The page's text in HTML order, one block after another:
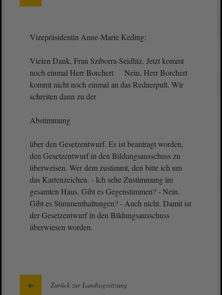
Vizepräsidentin Anne-Marie Keding:
Vielen Dank, Frau Sziborra-Seidlitz. Jetzt kommt
noch einmal Herr Borchert Nein, Herr Borchert
kommt nicht noch einmal an das Rednerpult. Wir
schreiten dann zu der
Abstimmung
über den Gesetzentwurf. Es ist beantragt worden,
den Gesetzentwurf in den Bildungsausschuss zu
überweisen. Wer dem zustimmt, den bitte ich um
das Kartenzeichen. - Ich sehe Zustimmung im
gesamten Haus. Gibt es Gegenstimmen? - Nein.
Gibt es Stimmenthaltungen? - Auch nicht. Damit ist
der Gesetzentwurf in den Bildungsausschuss
überwiesen worden.
Zurück zur Landtagssitzung